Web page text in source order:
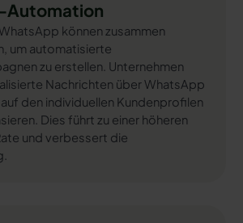
Automation
können zusammen
um automatisierte
zu erstellen. Unternehmen
Nachrichten über WhatsApp
den individuellen Kundenprofilen
Dies führt zu einer höheren
und verbessert die